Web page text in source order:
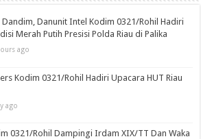
Dandim, Danunit Intel Kodim 0321/Rohil Hadiri
Merah Putih Presisi Polda Riau di Palika
ago
Kodim 0321/Rohil Hadiri Upacara HUT Riau
ago
0321/Rohil Dampingi Irdam XIX/TT Dan Waka